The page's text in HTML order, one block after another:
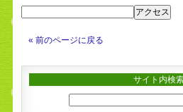
« 前のページに戻る
サイト内検